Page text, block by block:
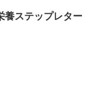
養ステップレター